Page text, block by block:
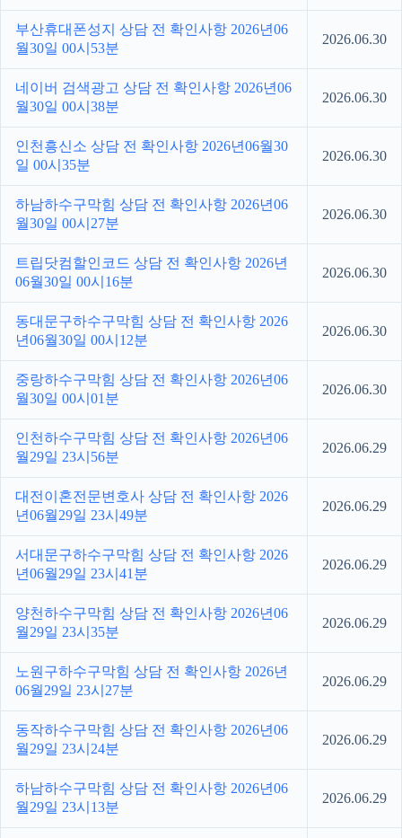
부산휴대폰성지 상담 전 확인사항 2026년06
월30일 00시53분
2026.06.30
네이버 검색광고 상담 전 확인사항 2026년06
월30일 00시38분
2026.06.30
인천흥신소 상담 전 확인사항 2026년06월30
일 00시35분
2026.06.30
하남하수구막힘 상담 전 확인사항 2026년06
월30일 00시27분
2026.06.30
트립닷컴할인코드 상담 전 확인사항 2026년
06월30일 00시16분
2026.06.30
동대문구하수구막힘 상담 전 확인사항 2026
년06월30일 00시12분
2026.06.30
중랑하수구막힘 상담 전 확인사항 2026년06
월30일 00시01분
2026.06.30
인천하수구막힘 상담 전 확인사항 2026년06
월29일 23시56분
2026.06.29
대전이혼전문변호사 상담 전 확인사항 2026
년06월29일 23시49분
2026.06.29
서대문구하수구막힘 상담 전 확인사항 2026
년06월29일 23시41분
2026.06.29
양천하수구막힘 상담 전 확인사항 2026년06
월29일 23시35분
2026.06.29
노원구하수구막힘 상담 전 확인사항 2026년
06월29일 23시27분
2026.06.29
동작하수구막힘 상담 전 확인사항 2026년06
월29일 23시24분
2026.06.29
하남하수구막힘 상담 전 확인사항 2026년06
월29일 23시13분
2026.06.29